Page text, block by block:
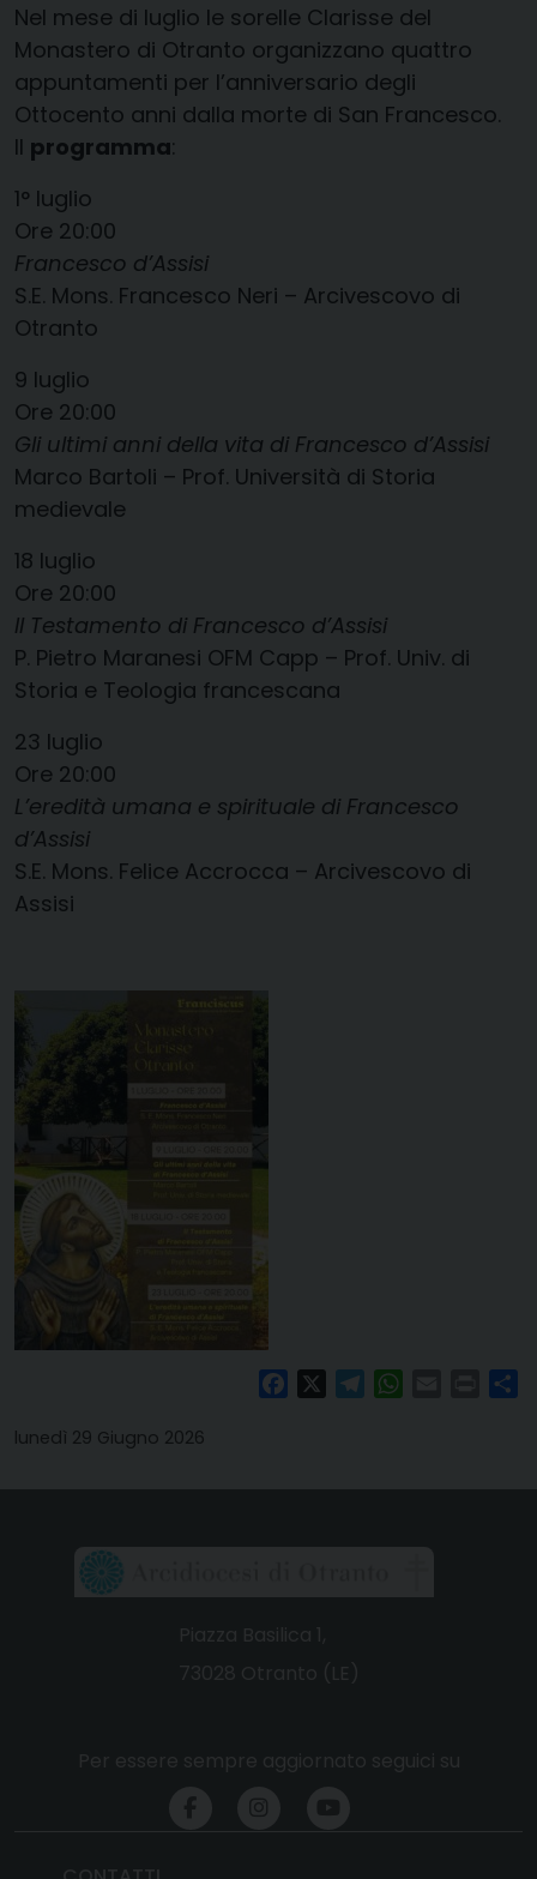
Nel mese di luglio le sorelle Clarisse del
Monastero di Otranto organizzano quattro
appuntamenti per l’anniversario degli
Ottocento anni dalla morte di San Francesco.
Il programma:
1° luglio
Ore 20:00
Francesco d’Assisi
S.E. Mons. Francesco Neri – Arcivescovo di
Otranto
9 luglio
Ore 20:00
Gli ultimi anni della vita di Francesco d’Assisi
Marco Bartoli – Prof. Università di Storia
medievale
18 luglio
Ore 20:00
Il Testamento di Francesco d’Assisi
P. Pietro Maranesi OFM Capp – Prof. Univ. di
Storia e Teologia francescana
23 luglio
Ore 20:00
L’eredità umana e spirituale di Francesco
d’Assisi
S.E. Mons. Felice Accrocca – Arcivescovo di
Assisi
FacebookTelegramWhatsAppPrint
lunedì 29 Giugno 2026